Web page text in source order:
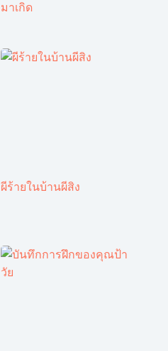
มาเกิด
ผีร้ายในบ้านผีสิง